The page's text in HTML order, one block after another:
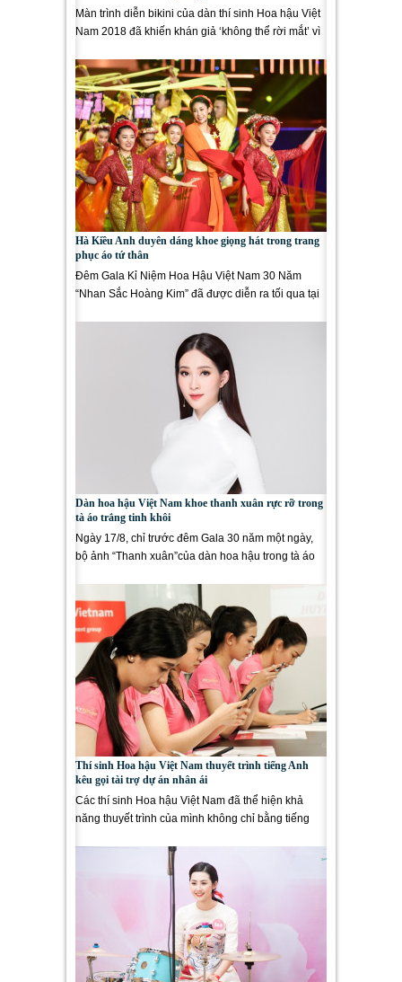
Màn trình diễn bikini của dàn thí sinh Hoa hậu Việt
Nam 2018 đã khiến khán giả ‘không thể rời mắt’ vì
Hà Kiều Anh duyên dáng khoe giọng hát trong trang
phục áo tứ thân
Đêm Gala Kỉ Niệm Hoa Hậu Việt Nam 30 Năm
“Nhan Sắc Hoàng Kim” đã được diễn ra tối qua tại
Dàn hoa hậu Việt Nam khoe thanh xuân rực rỡ trong
tà áo trắng tinh khôi
Ngày 17/8, chỉ trước đêm Gala 30 năm một ngày,
bộ ảnh “Thanh xuân”của dàn hoa hậu trong tà áo
Thí sinh Hoa hậu Việt Nam thuyết trình tiếng Anh
kêu gọi tài trợ dự án nhân ái
Các thí sinh Hoa hậu Việt Nam đã thể hiện khả
năng thuyết trình của mình không chỉ bằng tiếng